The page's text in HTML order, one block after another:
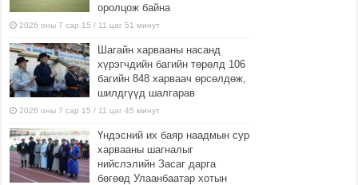
оролцож байна
2026 оны 7 сар 15 / 11 цаг 51 минут
Шагайн харвааны насанд
хүрэгчдийн багийн төрөлд 106
багийн 848 харваач өрсөлдөж,
шилдгүүд шалгарав
2026 оны 7 сар 15 / 11 цаг 45 минут
Үндэсний их баяр наадмын сур
харвааны шагналыг
нийслэлийн Засаг дарга
бөгөөд Улаанбаатар хотын